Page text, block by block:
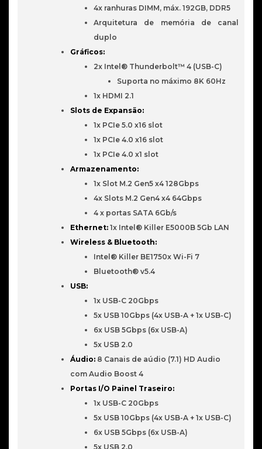
4x ranhuras DIMM, máx. 192GB, DDR5
Arquitetura de memória de canal
duplo
Gráficos:
2x Intel® Thunderbolt™ 4 (USB-C)
Suporta no máximo 8K 60Hz
1x HDMI 2.1
Slots de Expansão:
1x PCIe 5.0 x16 slot
1x PCIe 4.0 x16 slot
1x PCIe 4.0 x1 slot
Armazenamento:
1x Slot M.2 Gen5 x4 128Gbps
4x Slots M.2 Gen4 x4 64Gbps
4 x portas SATA 6Gb/s
Ethernet: 1x Intel® Killer E5000B 5Gb LAN
Wireless & Bluetooth:
Intel® Killer BE1750x Wi-Fi 7
Bluetooth® v5.4
USB:
1x USB-C 20Gbps
5x USB 10Gbps (4x USB-A + 1x USB-C)
6x USB 5Gbps (6x USB-A)
5x USB 2.0
Áudio: 8 Canais de aúdio (7.1) HD Audio
com Audio Boost 4
Portas I/O Painel Traseiro:
1x USB-C 20Gbps
5x USB 10Gbps (4x USB-A + 1x USB-C)
6x USB 5Gbps (6x USB-A)
5x USB 2.0